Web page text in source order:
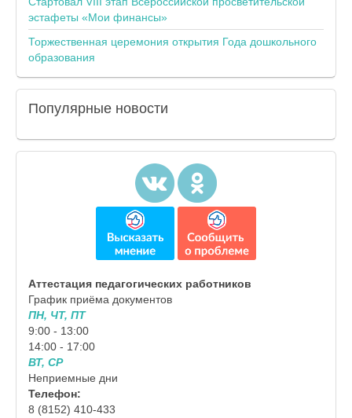
эстафеты «Мои финансы»
Торжественная церемония открытия Года дошкольного
образования
Популярные новости
Аттестация педагогических работников
График приёма документов
ПН, ЧТ, ПТ
9:00 - 13:00
14:00 - 17:00
ВТ, СР
Неприемные дни
Телефон:
8 (8152) 410-433